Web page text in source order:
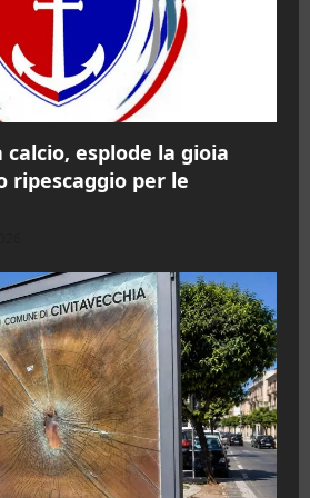
esplode la gioia
ripescaggio per le